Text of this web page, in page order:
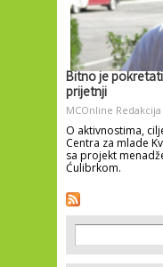
Bitno je
prijetnji
MCOnline Redakcija
O aktivnostima,
Centra za mlade
sa projekt
Ćulibrkom.
Search
Search